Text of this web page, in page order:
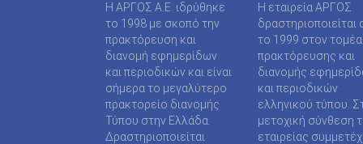
SABD ΕΚΔΟΤΙΚΗ Α.Ε
SHOP SUPPLY ΠΡΟΜΗΘΕΙΕΣ
SPORTDAY ΑΕΠΕΕ
STARCOM PRESS ΕΤΑΙΡΕΙΑ
SUPER MEDIA ΕΚΔΟΤΙΚΕΣ ΕΠΙΧΕΙΡΗΣΕΙΣ ΙΚΕ
Η ΑΡΓΟΣ A.E. ιδρύθηκε
το 1998 με σκοπό την
πρακτόρευση και
διανομή εφημερίδων
και περιοδικών και είναι
σήμερα το μεγαλύτερο
πρακτορείο διανομής
Τύπου στην Ελλάδα.
Δραστηριοποιείται
Η εταιρεία ΑΡΓΟΣ
δραστηριοποιείται
το 1999 στον τομέα
πρακτόρευσης και
διανομής
και περιοδικών
ελληνικού τύπου.
μετοχική σύνθεση
εταιρείας